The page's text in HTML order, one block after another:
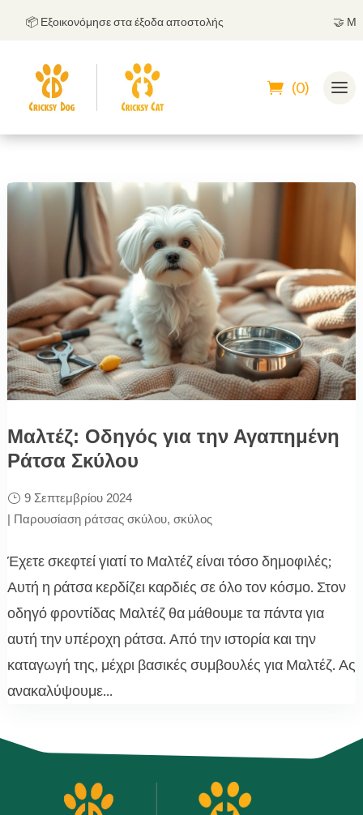
📦 Εξοικονόμησε στα έξοδα αποστολής
(0)
Μαλτέζ: Οδηγός για την Αγαπημένη
Ράτσα Σκύλου
9 Σεπτεμβρίου 2024
| Παρουσίαση ράτσας σκύλου, σκύλος
Έχετε σκεφτεί γιατί το Μαλτέζ είναι τόσο δημοφιλές;
Αυτή η ράτσα κερδίζει καρδιές σε όλο τον κόσμο. Στον
οδηγό φροντίδας Μαλτέζ θα μάθουμε τα πάντα για
αυτή την υπέροχη ράτσα. Από την ιστορία και την
καταγωγή της, μέχρι βασικές συμβουλές για Μαλτέζ. Ας
ανακαλύψουμε...